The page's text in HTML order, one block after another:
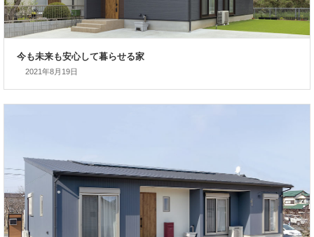
10年先も笑顔が増える快適な家
2021年8月19日